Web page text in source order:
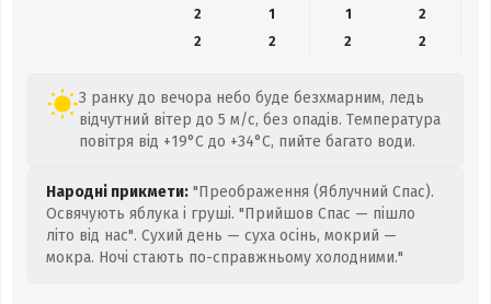
2
1 1
2
2
2 2 2
З ранку до вечора небо буде безхмарним, ледь
відчутний вітер до 5 м/с, без опадів. Температура
повітря від +19°C до +34°C, пийте багато води.
Народні прикмети: "Преображення (Яблучний Спас).
Освячують яблука і груші. "Прийшов Спас — пішло
літо від нас". Сухий день — суха осінь, мокрий —
мокра. Ночі стають по-справжньому холодними."